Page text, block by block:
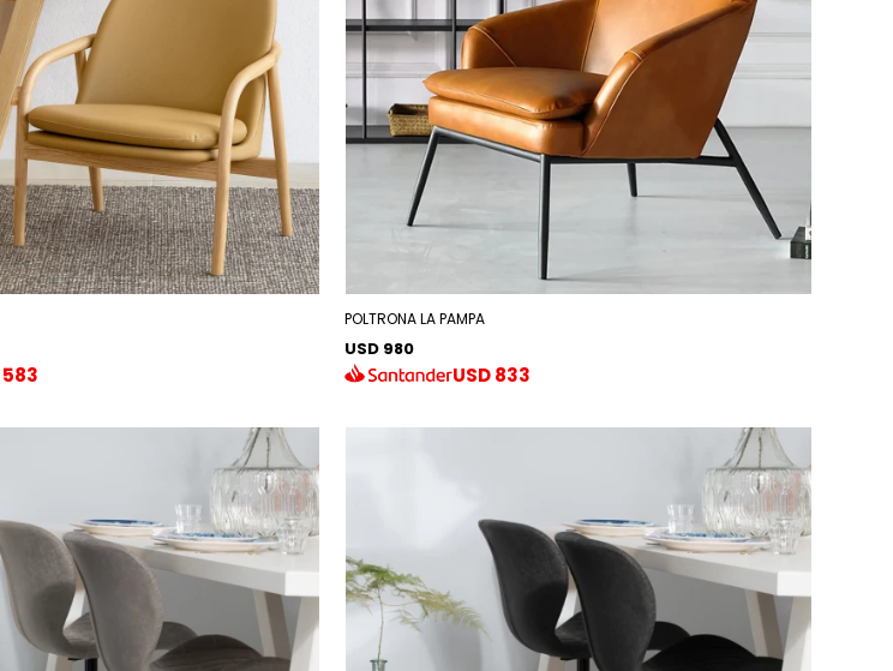
583
POLTRONA LA PAMPA
USD 980
USD833